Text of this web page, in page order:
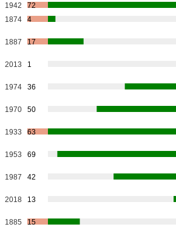
1942
72
1874 4
1887 17
2013 1
1974 36
1970 50
1933 63
1953 69
1987 42
2018 13
1885 15